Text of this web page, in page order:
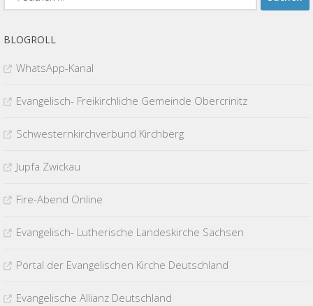
nach:
BLOGROLL
WhatsApp-Kanal
Evangelisch- Freikirchliche Gemeinde Obercrinitz
Schwesternkirchverbund Kirchberg
Jupfa Zwickau
Fire-Abend Online
Evangelisch- Lutherische Landeskirche Sachsen
Portal der Evangelischen Kirche Deutschland
Evangelische Allianz Deutschland